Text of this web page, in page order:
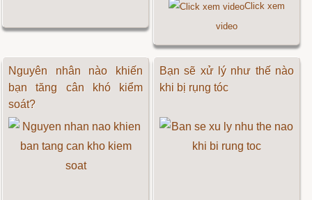
Click xem
video
Nguyên nhân nào khiến
bạn tăng cân khó kiểm
soát?
Bạn sẽ xử lý như thế nào
khi bị rụng tóc